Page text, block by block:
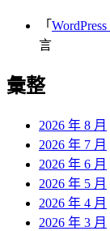
「
言
彙整
2026 年 8 月
2026 年 7 月
2026 年 6 月
2026 年 5 月
2026 年 4 月
2026 年 3 月